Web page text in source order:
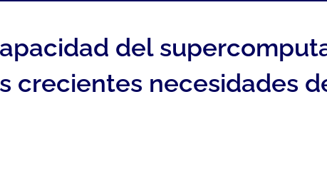
del
crecientes necesidades